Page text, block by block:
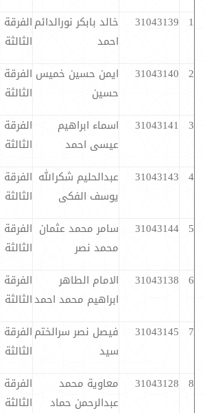
1
31043139
خالد بابكر نورالدائم
احمد
الفرقة
الثالثة
2
31043140
ايمن حسين خميس
حسين
الفرقة
الثالثة
3
31043141
اسماء ابراهيم
عيسى احمد
الفرقة
الثالثة
4
31043143
عبدالحليم شكرالله
يوسف الفكى
الفرقة
الثالثة
5
31043144
سامر محمد عثمان
محمد نصر
الفرقة
الثالثة
6
31043138
الامام الطاهر
ابراهيم محمد احمد
الفرقة
الثالثة
7
31043145
فيصل نصر سرالختم
سيد
الفرقة
الثالثة
8
31043128
معاوية محمد
عبدالرحمن حماد
الفرقة
الثالثة